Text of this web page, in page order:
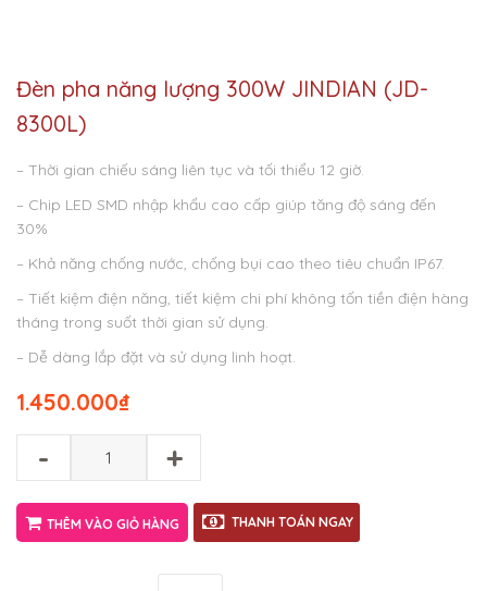
Đèn pha năng lượng 300W JINDIAN (JD-
8300L)
– Thời gian chiếu sáng liên tục và tối thiểu 12 giờ.
– Chip LED SMD nhập khẩu cao cấp giúp tăng độ sáng đến
30%
– Khả năng chống nước, chống bụi cao theo tiêu chuẩn IP67.
– Tiết kiệm điện năng, tiết kiệm chi phí không tốn tiền điện hàng
tháng trong suốt thời gian sử dụng.
– Dễ dàng lắp đặt và sử dụng linh hoạt.
₫
1.450.000
- +
THÊM VÀO GIỎ HÀNG THANH TOÁN NGAY